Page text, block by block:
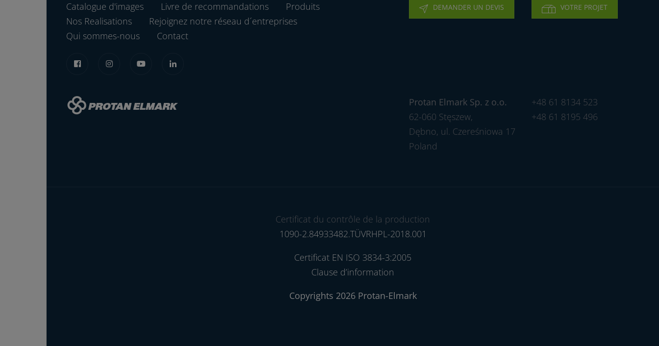
Catalogue d'images Livre de recommandations
Produits
Nos Realisations
Rejoignez notre réseau d´entreprises
Qui sommes-nous
Contact
DEMANDER UN DEVIS VOTRE PROJET
Protan Elmark Sp. z o.o.
62-060 Stęszew,
Dębno, ul. Czereśniowa 17
Poland
+48 61 8134 523
+48 61 8195 496
Certificat du contrôle de la production
1090-2.84933482.TÜVRHPL-2018.001
Certificat EN ISO 3834-3:2005
Clause d’information
Copyrights 2026 Protan-Elmark